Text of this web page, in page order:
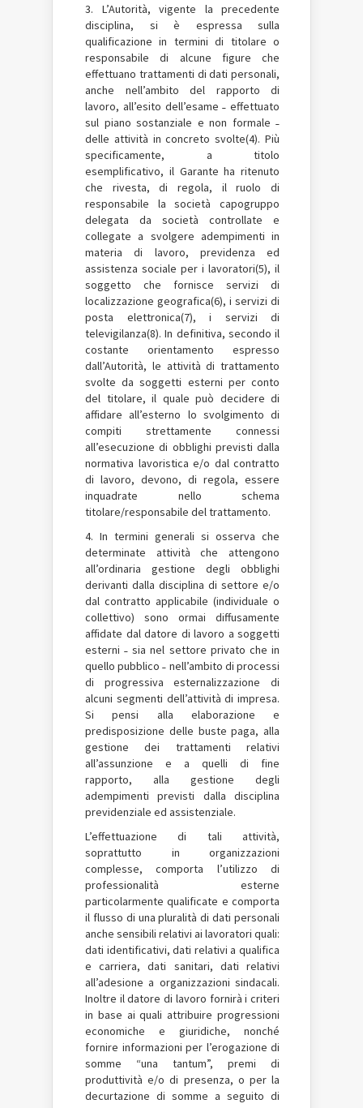
3. L’Autorità, vigente la precedente
disciplina, si è espressa sulla
qualificazione in termini di titolare o
responsabile di alcune figure che
effettuano trattamenti di dati personali,
anche nell’ambito del rapporto di
lavoro, all’esito dell’esame ˗ effettuato
sul piano sostanziale e non formale ˗
delle attività in concreto svolte(4). Più
specificamente, a titolo
esemplificativo, il Garante ha ritenuto
che rivesta, di regola, il ruolo di
responsabile la società capogruppo
delegata da società controllate e
collegate a svolgere adempimenti in
materia di lavoro, previdenza ed
assistenza sociale per i lavoratori(5), il
soggetto che fornisce servizi di
localizzazione geografica(6), i servizi di
posta elettronica(7), i servizi di
televigilanza(8). In definitiva, secondo il
costante orientamento espresso
dall’Autorità, le attività di trattamento
svolte da soggetti esterni per conto
del titolare, il quale può decidere di
affidare all’esterno lo svolgimento di
compiti strettamente connessi
all’esecuzione di obblighi previsti dalla
normativa lavoristica e/o dal contratto
di lavoro, devono, di regola, essere
inquadrate nello schema
titolare/responsabile del trattamento.
4. In termini generali si osserva che
determinate attività che attengono
all’ordinaria gestione degli obblighi
derivanti dalla disciplina di settore e/o
dal contratto applicabile (individuale o
collettivo) sono ormai diffusamente
affidate dal datore di lavoro a soggetti
esterni ˗ sia nel settore privato che in
quello pubblico ˗ nell’ambito di processi
di progressiva esternalizzazione di
alcuni segmenti dell’attività di impresa.
Si pensi alla elaborazione e
predisposizione delle buste paga, alla
gestione dei trattamenti relativi
all’assunzione e a quelli di fine
rapporto, alla gestione degli
adempimenti previsti dalla disciplina
previdenziale ed assistenziale.
L’effettuazione di tali attività,
soprattutto in organizzazioni
complesse, comporta l’utilizzo di
professionalità esterne
particolarmente qualificate e comporta
il flusso di una pluralità di dati personali
anche sensibili relativi ai lavoratori quali:
dati identificativi, dati relativi a qualifica
e carriera, dati sanitari, dati relativi
all’adesione a organizzazioni sindacali.
Inoltre il datore di lavoro fornirà i criteri
in base ai quali attribuire progressioni
economiche e giuridiche, nonché
fornire informazioni per l’erogazione di
somme “una tantum”, premi di
produttività e/o di presenza, o per la
decurtazione di somme a seguito di